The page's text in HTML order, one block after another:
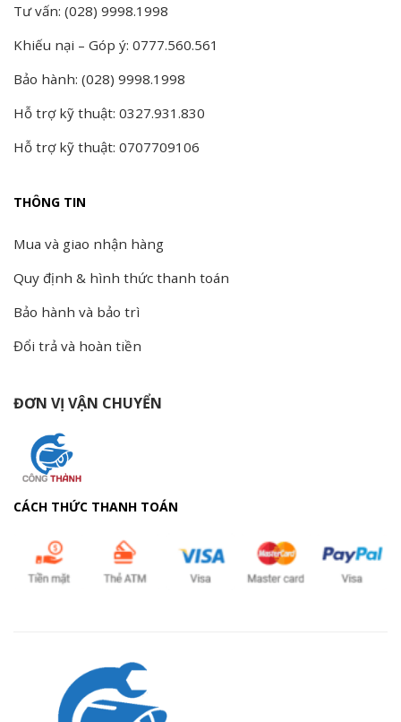
Tư vấn: (028) 9998.1998
Khiếu nại – Góp ý: 0777.560.561
Bảo hành: (028) 9998.1998
Hỗ trợ kỹ thuật: 0327.931.830
Hỗ trợ kỹ thuật: 0707709106
THÔNG TIN
Mua và giao nhận hàng
Quy định & hình thức thanh toán
Bảo hành và bảo trì
Đổi trả và hoàn tiền
ĐƠN VỊ VẬN CHUYỂN
CÁCH THỨC THANH TOÁN